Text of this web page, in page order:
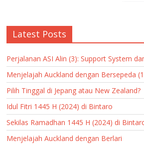
Latest Posts
Perjalanan ASI Alin (3): Support System
Menjelajah Auckland dengan Bersepeda
Pilih Tinggal di Jepang atau New Zealand?
Idul Fitri 1445 H (2024) di Bintaro
Sekilas Ramadhan 1445 H (2024) di
Menjelajah Auckland dengan Berlari